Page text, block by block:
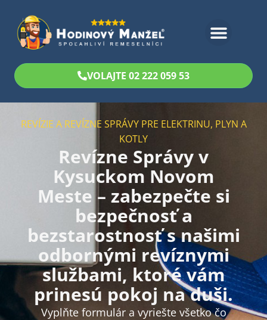
VOLAJTE 02 222 059 53
REVÍZIE A REVÍZNE SPRÁVY PRE ELEKTRINU, PLYN A
KOTLY
Revízne Správy v
Kysuckom Novom
Meste – zabezpečte si
bezpečnosť a
bezstarostnosť s našimi
odbornými revíznymi
službami, ktoré vám
prinesú pokoj na duši.
Vyplňte formulár a vyriešte všetko čo